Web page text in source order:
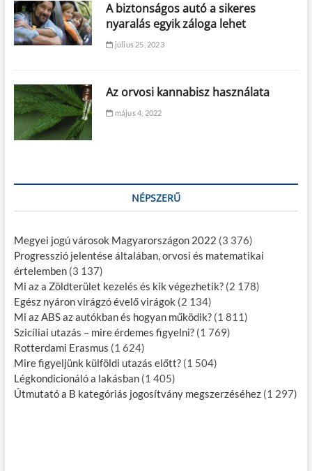
A biztonságos autó a sikeres
nyaralás egyik záloga lehet
július 25, 2023
Az orvosi kannabisz használata
május 4, 2022
NÉPSZERŰ
Megyei jogú városok Magyarországon 2022 (3 376)
Progresszió jelentése általában, orvosi és matematikai
értelemben (3 137)
Mi az a Zöldterület kezelés és kik végezhetik? (2 178)
Egész nyáron virágzó évelő virágok (2 134)
Mi az ABS az autókban és hogyan működik? (1 811)
Szicíliai utazás – mire érdemes figyelni? (1 769)
Rotterdami Erasmus (1 624)
Mire figyeljünk külföldi utazás előtt? (1 504)
Légkondicionáló a lakásban (1 405)
Útmutató a B kategóriás jogosítvány megszerzéséhez (1 297)